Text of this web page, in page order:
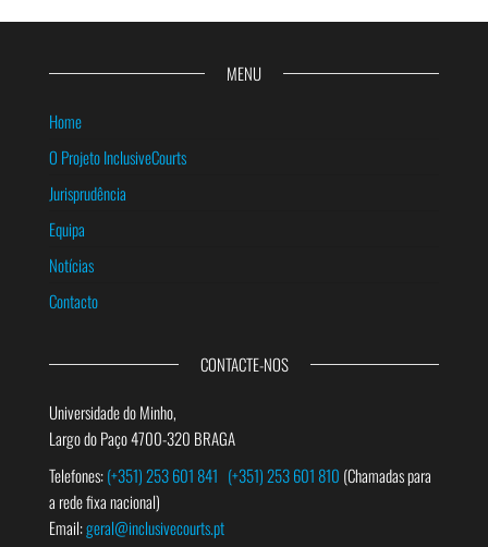
MENU
Home
O Projeto InclusiveCourts
Jurisprudência
Equipa
Notícias
Contacto
CONTACTE-NOS
Universidade do Minho,
Largo do Paço 4700-320 BRAGA
Telefones:(+351) 253 601 841 (+351) 253 601 810 (Chamadas para
a rede fixa nacional)
Email:geral@inclusivecourts.pt